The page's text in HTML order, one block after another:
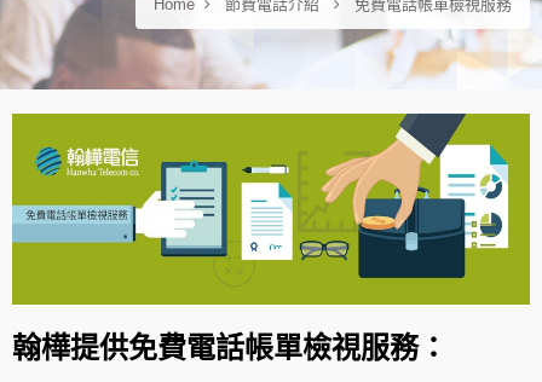
Home 節費電話介紹 免費電話帳單檢視服務
翰樺提供免費電話帳單檢視服務：